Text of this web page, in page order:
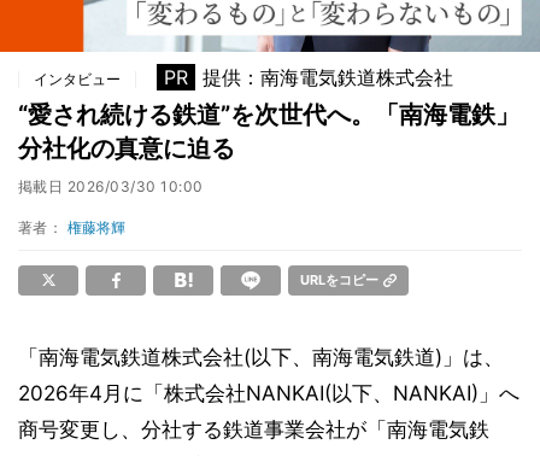
インタビュー PR 提供：南海電気鉄道株式会社
“愛され続ける鉄道”を次世代へ。「南海電鉄」
分社化の真意に迫る
掲載日 2026/03/30 10:00
著者： 権藤将輝
URLをコピー
「南海電気鉄道株式会社(以下、南海電気鉄道)」は、
2026年4月に「株式会社NANKAI(以下、NANKAI)」へ
商号変更し、分社する鉄道事業会社が「南海電気鉄